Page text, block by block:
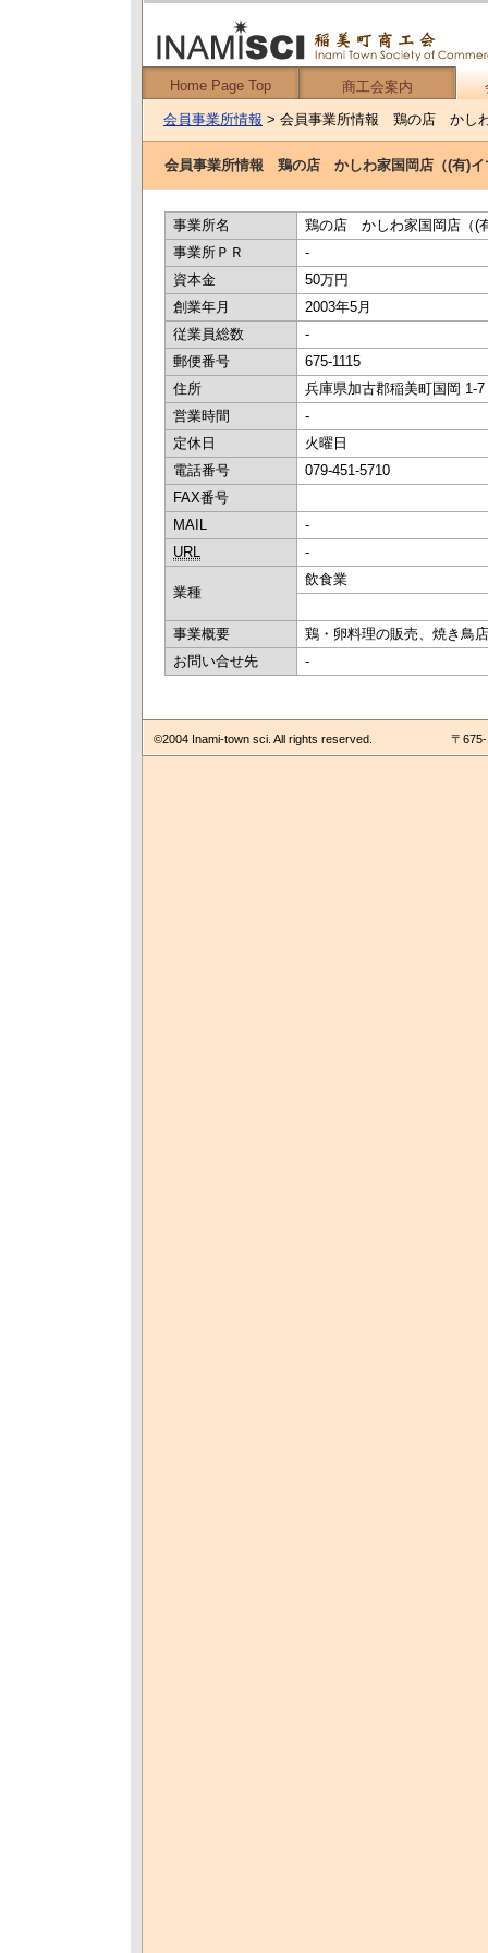
Home Page Top 商工会案内
会員事業所情報 > 会員事業所情報 鶏の店 かし
会員事業所情報 鶏の店 かしわ家国岡店（(有)イ
事業所名
鶏の店 かしわ家国岡店（
事業所ＰＲ
-
資本金
50万円
創業年月
2003年5月
従業員総数
-
郵便番号
675-1115
住所
兵庫県加古郡稲美町国岡 1-7
営業時間
-
定休日
火曜日
電話番号
079-451-5710
FAX番号
MAIL
-
URL
-
業種
飲食業
事業概要
鶏・卵料理の販売、焼き鳥店
お問い合せ先
-
〒
©2004 Inami-town sci. All rights reserved.